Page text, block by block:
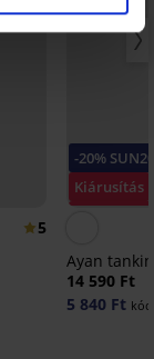
5
-20% SUN20
Kiárusítás
Ayan
14 590 Ft
5 840 Ft